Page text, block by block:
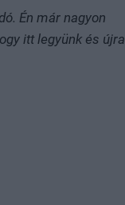
Én már nagyon
itt legyünk és újra